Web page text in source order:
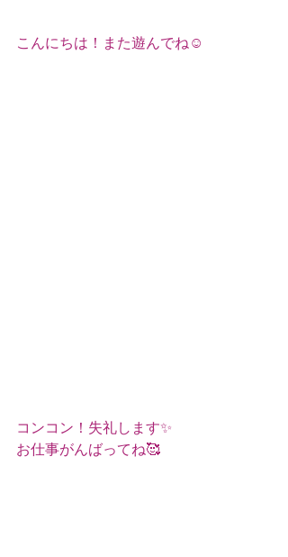
こんにちは！また遊んでね☺️
コンコン！失礼します✨
お仕事がんばってね🥰